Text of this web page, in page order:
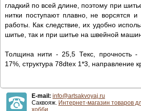
гладкий по всей длине, поэтому при
нитки поступают плавно, не ворсятся
работы. Как следствие, их удобно
шитье, так и при шитье на швейной
Толщина нити - 25,5 Текс, прочность
17%, структура 78dtex 1*3, направление
E-mail: info@artsakvoyaj.ru
Саквояж. Интернет-магазин товаров
хобби